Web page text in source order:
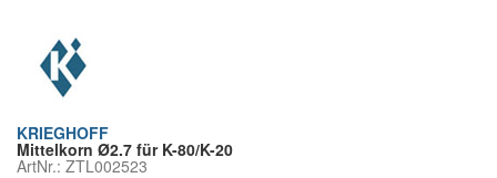
KRIEGHOFF
Mittelkorn Ø2.7 für K-80/K-20
ArtNr.: ZTL002523